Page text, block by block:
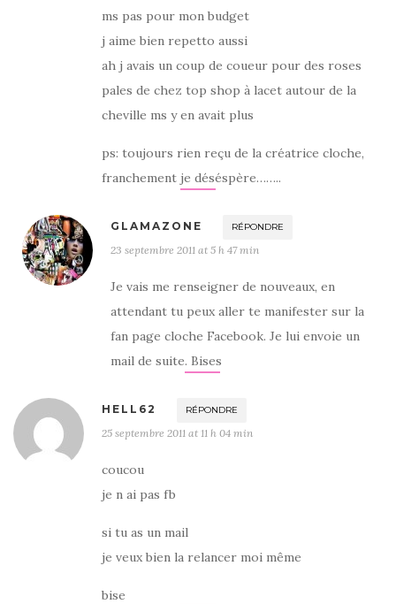
ms pas pour mon budget
j aime bien repetto aussi
ah j avais un coup de coueur pour des roses
pales de chez top shop à lacet autour de la
cheville ms y en avait plus
ps: toujours rien reçu de la créatrice cloche,
franchement je déséspère……..
GLAMAZONE RÉPONDRE
23 septembre 2011 at 5 h 47 min
Je vais me renseigner de nouveaux, en
attendant tu peux aller te manifester sur la
fan page cloche Facebook. Je lui envoie un
mail de suite. Bises
HELL62 RÉPONDRE
25 septembre 2011 at 11 h 04 min
coucou
je n ai pas fb
si tu as un mail
je veux bien la relancer moi même
bise